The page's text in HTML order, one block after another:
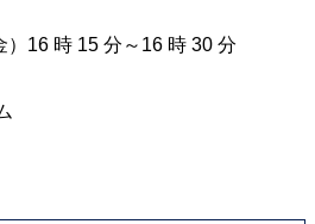
）16 時 15 分～16 時 30 分